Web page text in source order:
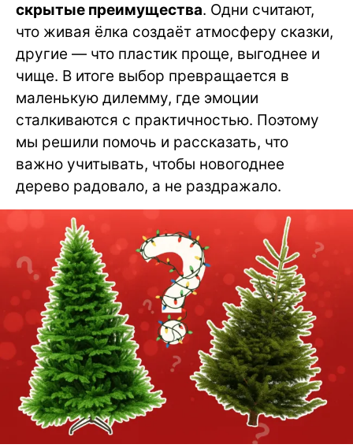
скрытые преимущества. Одни считают,
что живая ёлка создаёт атмосферу сказки,
другие — что пластик проще, выгоднее и
чище. В итоге выбор превращается в
маленькую дилемму, где эмоции
сталкиваются с практичностью. Поэтому
мы решили помочь и рассказать, что
важно учитывать, чтобы новогоднее
дерево радовало, а не раздражало.